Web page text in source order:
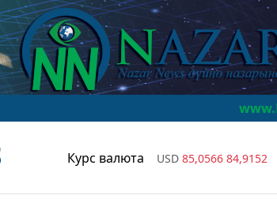
Курс валюта USD 85,0566 84,9152